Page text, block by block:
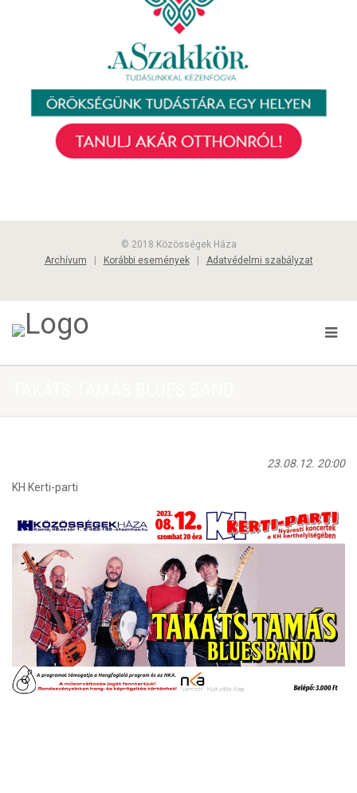
© 2018 Közösségek Háza
Archívum
Korábbi események| Adatvédelmi szabályzat
23.08.12. 20:00
KH Kerti-parti